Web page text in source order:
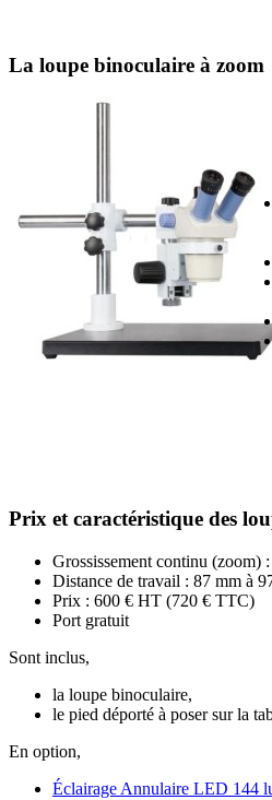
La loupe binoculaire à zoom
Prix et caractéristique des
Grossissement continu (zoom)
Distance de travail : 87 mm à
Prix : 600 € HT (720 € TTC)
Port gratuit
Sont inclus,
la loupe binoculaire,
le pied déporté à poser sur la
En option,
Éclairage Annulaire LED 144